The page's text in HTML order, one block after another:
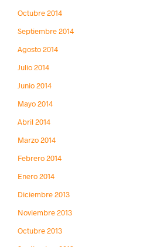
Octubre 2014
Septiembre 2014
Agosto 2014
Julio 2014
Junio 2014
Mayo 2014
Abril 2014
Marzo 2014
Febrero 2014
Enero 2014
Diciembre 2013
Noviembre 2013
Octubre 2013